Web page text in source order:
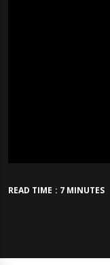
READ TIME : 7 MINUTES